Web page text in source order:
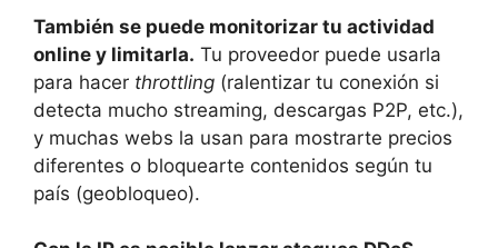
También se puede monitorizar tu actividad
online y limitarla. Tu proveedor puede usarla
para hacer throttling (ralentizar tu conexión si
detecta mucho streaming, descargas P2P, etc.),
y muchas webs la usan para mostrarte precios
diferentes o bloquearte contenidos según tu
país (geobloqueo).